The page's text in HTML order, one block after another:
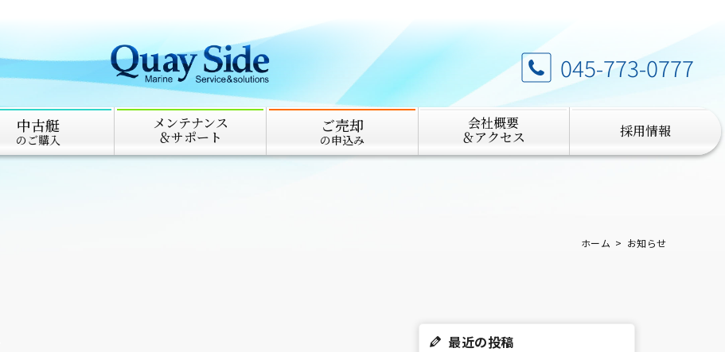
045-773-0777
中古艇
のご購入
メンテナンス
＆サポート
ご売却
の申込み
会社概要
＆アクセス 採用情報
ホーム お知らせ
最近の投稿